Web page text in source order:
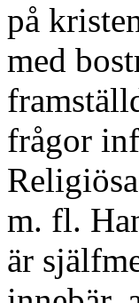
på
med
frågor
m. fl.
är